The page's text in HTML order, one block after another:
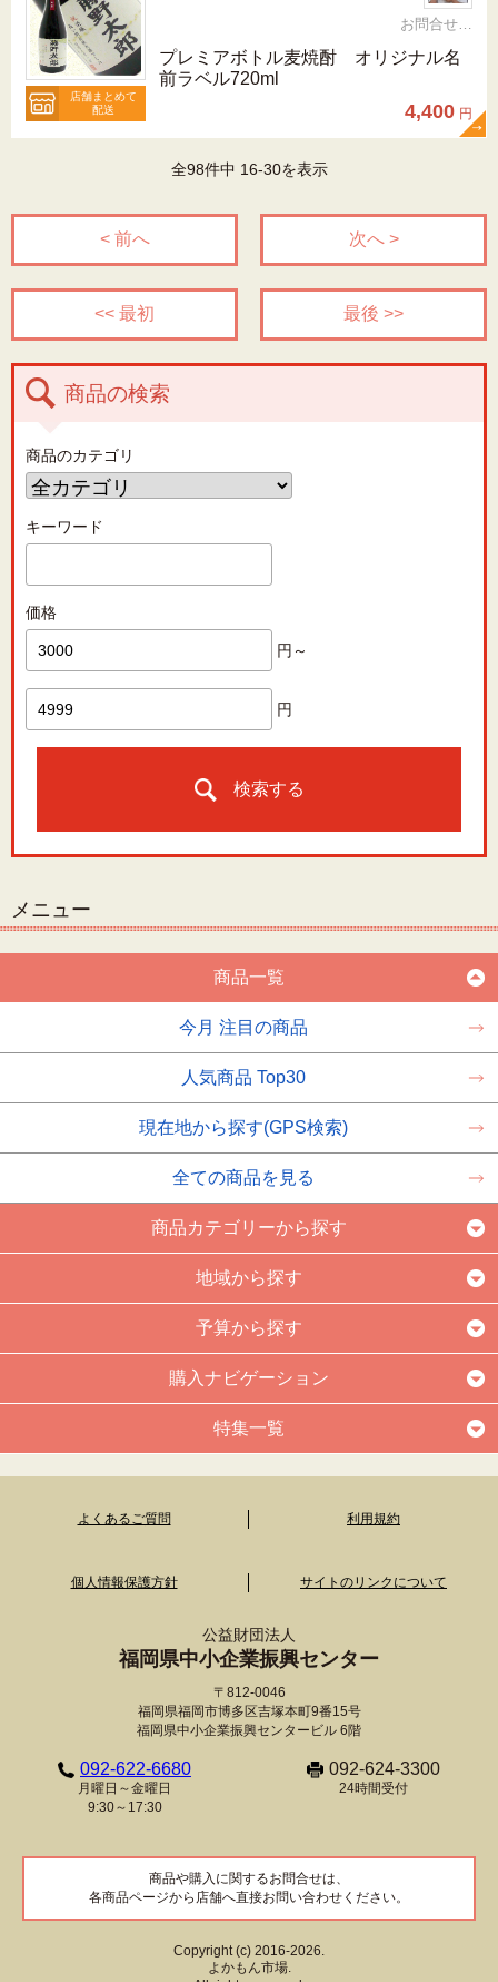
店舗まとめて
配送
お問合せ 092-321-1597
プレミアボトル麦焼酎 オリジナル名
前ラベル720ml
4,400 円
全98件中 16-30を表示
< 前へ 次へ >
<< 最初 最後 >>
商品の検索
商品のカテゴリ
キーワード
価格
円～
円
検索する
メニュー
商品一覧
今月 注目の商品
人気商品 Top30
現在地から探す(GPS検索)
全ての商品を見る
商品カテゴリーから探す
地域から探す
予算から探す
購入ナビゲーション
特集一覧
よくあるご質問 利用規約
個人情報保護方針 サイトのリンクについて
公益財団法人
福岡県中小企業振興センター
〒812-0046
福岡県福岡市博多区吉塚本町9番15号
福岡県中小企業振興センタービル 6階
092-622-6680
月曜日～金曜日
9:30～17:30
092-624-3300
24時間受付
商品や購入に関するお問合せは、
各商品ページから店舗へ直接お問い合わせください。
Copyright (c) 2016-2026.
よかもん市場.